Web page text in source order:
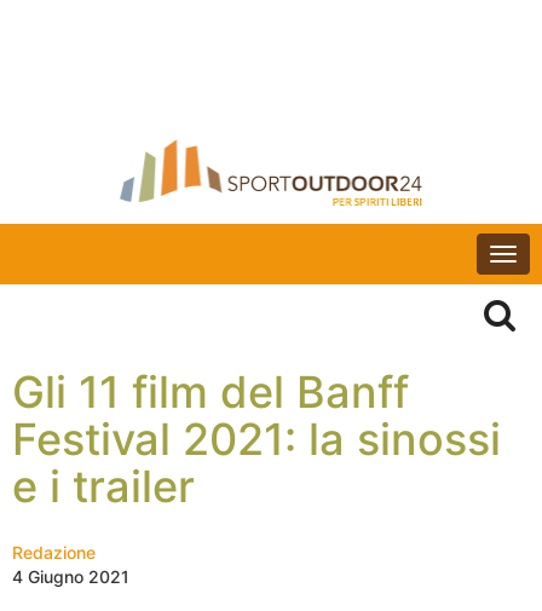
Gli 11 film del Banff
Festival 2021: la sinossi
e i trailer
Redazione
4 Giugno 2021